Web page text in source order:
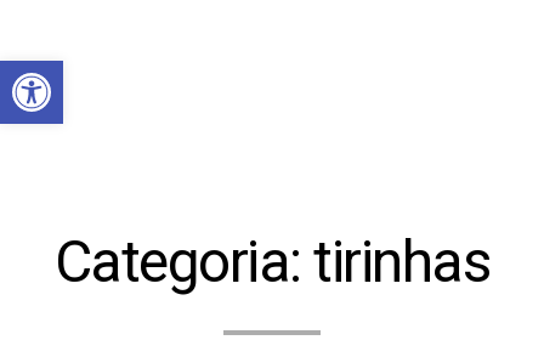
Abrir a barra de ferramentas
Categoria:tirinhas